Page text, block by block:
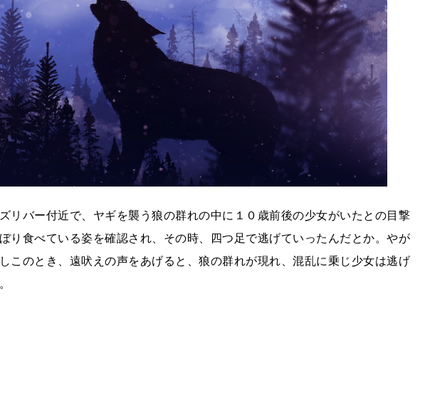
リバー付近で、ヤギを襲う狼の群れの中に１０歳前後の少女がいたとの目撃
り食べている姿を確認され、その時、四つ足で逃げていったんだとか。やが
このとき、遠吠えの声をあげると、狼の群れが現れ、混乱に乗じ少女は逃げ